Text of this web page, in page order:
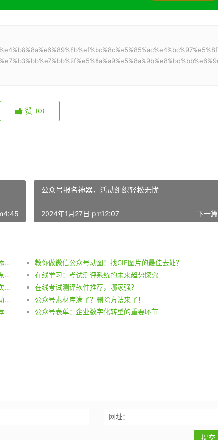
赞 (0)
公众号报名神器，活动组织轻松无忧
下一
2024年1月27日 pm12:07
公众号菜单栏跳转链接制作指南：淘宝店铺链接如何添加？
教你做微信公众号动图！找GIF图片的最佳去处？
用什么公众号排版工具可以制作点击蓝字关注样式？点击蓝字关注怎么弄？
在线学习：考试测评系统的未来趋势探究
公众号发红包新手必读：关注红包设置详解，用户首次关注即享福利！
在线考试测评软件推荐，哪家强？
1. 【公众号小技巧】快速添加表情符号，让文章更生动！ 2. 【公众号编辑必备】教你轻松插入特殊符号，让文章更有个性！
公众号素材库满了？删除方法来了！
公众号表单：企业数字化转型的重要环节
网址：